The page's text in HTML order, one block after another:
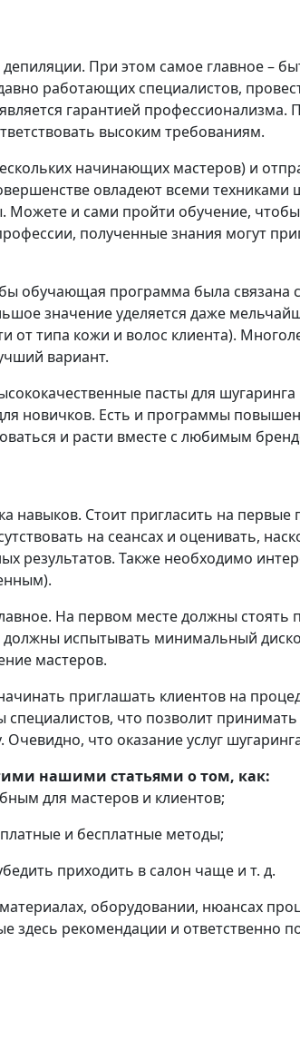
При этом самое главное –
работающих специалистов,
гарантией
высоким требованиям.
начинающих мастеров) и
овладеют всеми техниками
Можете и сами пройти обучение,
полученные знания могут
обучающая программа была связана
значение уделяется даже
от типа кожи и волос клиента).
вариант.
пасты для
новичков. Есть и программы
и расти вместе с любимым
навыков. Стоит пригласить на
на сеансах и оценивать,
результатов. Также необходимо
На первом месте должны стоять
должны испытывать минимальный
мастеров.
приглашать клиентов на
специалистов, что позволит
что оказание услуг
нашими статьями о том, как:
для мастеров и клиентов;
и бесплатные методы;
приходить в салон чаще и т. д.
оборудовании, нюансах
здесь рекомендации и ответственно